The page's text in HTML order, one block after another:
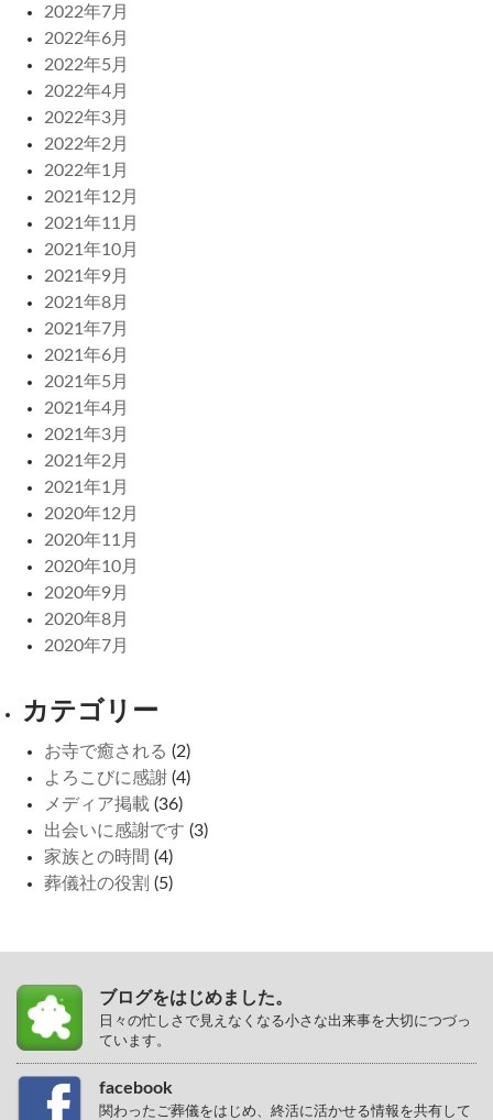
2022年7月
2022年6月
2022年5月
2022年4月
2022年3月
2022年2月
2022年1月
2021年12月
2021年11月
2021年10月
2021年9月
2021年8月
2021年7月
2021年6月
2021年5月
2021年4月
2021年3月
2021年2月
2021年1月
2020年12月
2020年11月
2020年10月
2020年9月
2020年8月
2020年7月
カテゴリー
お寺で癒される (2)
よろこびに感謝 (4)
メディア掲載 (36)
出会いに感謝です (3)
家族との時間 (4)
葬儀社の役割 (5)
ブログをはじめました。
日々の忙しさで見えなくなる小さな出来事を大切につづっ
ています。
facebook
関わったご葬儀をはじめ、終活に活かせる情報を共有して